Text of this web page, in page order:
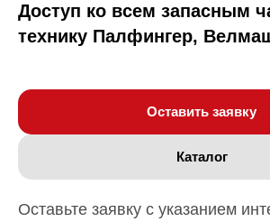
Доступ ко всем запасным
технику Палфингер,
Оставить заявку
Каталог
Оставьте заявку с указанием